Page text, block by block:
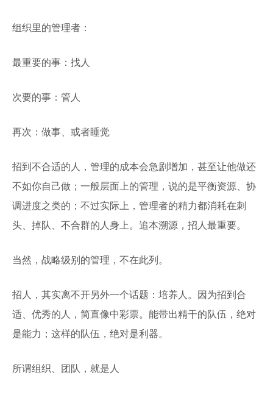
组织里的管理者：
最重要的事：找人
次要的事：管人
再次：做事、或者睡觉
招到不合适的人，管理的成本会急剧增加，甚至让他做还
不如你自己做；一般层面上的管理，说的是平衡资源、协
调进度之类的；不过实际上，管理者的精力都消耗在刺
头、掉队、不合群的人身上。追本溯源，招人最重要。
当然，战略级别的管理，不在此列。
招人，其实离不开另外一个话题：培养人。因为招到合
适、优秀的人，简直像中彩票。能带出精干的队伍，绝对
是能力；这样的队伍，绝对是利器。
所谓组织、团队，就是人